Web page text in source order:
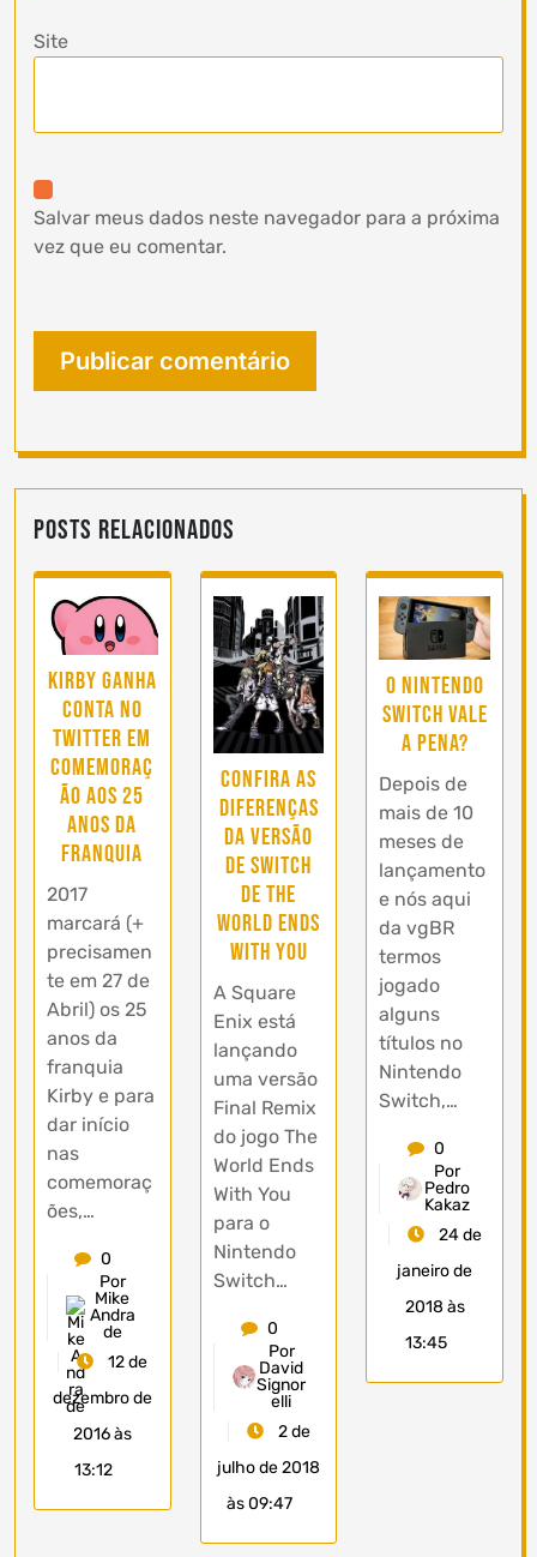
Site
Salvar meus dados neste navegador para a próxima
vez que eu comentar.
Posts Relacionados
Kirby ganha
conta no
Twitter em
comemoraç
ão aos 25
anos da
franquia
2017
marcará (+
precisamen
te em 27 de
Abril) os 25
anos da
franquia
Kirby e para
dar início
nas
comemoraç
ões,…
0
Por
Mike
Andra
de
12 de
dezembro de
2016 às
13:12
Confira as
diferenças
da versão
de Switch
de The
World Ends
With You
A Square
Enix está
lançando
uma versão
Final Remix
do jogo The
World Ends
With You
para o
Nintendo
Switch…
0
Por
David
Signor
elli
2 de
julho de 2018
às 09:47
O Nintendo
Switch vale
a pena?
Depois de
mais de 10
meses de
lançamento
e nós aqui
da vgBR
termos
jogado
alguns
títulos no
Nintendo
Switch,…
0
Por
Pedro
Kakaz
24 de
janeiro de
2018 às
13:45